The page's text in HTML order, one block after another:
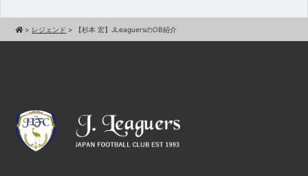
> レジェンド > 【杉本 宏】JLeaguersのOB紹介